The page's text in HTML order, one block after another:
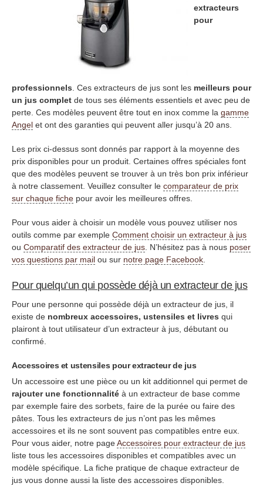
extracteurs
pour
professionnels . Ces extracteurs de jus sont les meilleurs pour
un jus complet de tous ses éléments essentiels et avec peu de
perte. Ces modèles peuvent être tout en inox comme la gamme
Angel et ont des garanties qui peuvent aller jusqu’à 20 ans.
Les prix ci-dessus sont donnés par rapport à la moyenne des
prix disponibles pour un produit. Certaines offres spéciales font
que des modèles peuvent se trouver à un très bon prix inférieur
à notre classement. Veuillez consulter le comparateur de prix
sur chaque fiche pour avoir les meilleures offres.
Pour vous aider à choisir un modèle vous pouvez utiliser nos
outils comme par exemple Comment choisir un extracteur à jus
ou Comparatif des extracteur de jus . N’hésitez pas à nous poser
vos questions par mail ou sur notre page Facebook
Pour quelqu’un qui possède déjà un extracteur de jus
Pour une personne qui possède déjà un extracteur de jus, il
existe de nombreux accessoires, ustensiles et livres qui
plairont à tout utilisateur d’un extracteur à jus, débutant ou
confirmé.
Accessoires et ustensiles pour extracteur de jus
Un accessoire est une pièce ou un kit additionnel qui permet de
rajouter une fonctionnalité à un extracteur de base comme
par exemple faire des sorbets, faire de la purée ou faire des
pâtes. Tous les extracteurs de jus n’ont pas les mêmes
accessoires et ils ne sont souvent pas compatibles entre eux.
Pour vous aider, notre pageAccessoires pour extracteur de jus
liste tous les accessoires disponibles et compatibles avec un
modèle spécifique. La fiche pratique de chaque extracteur de
jus vous donne aussi la liste des accessoires disponibles.